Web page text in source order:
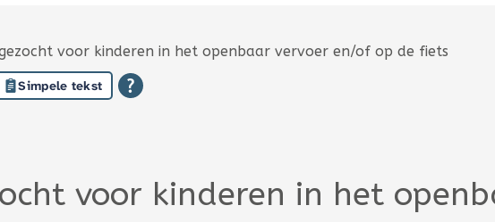
voor kinderen in het openbaar vervoer en/of op de fiets
Simpele tekst
voor kinderen in het